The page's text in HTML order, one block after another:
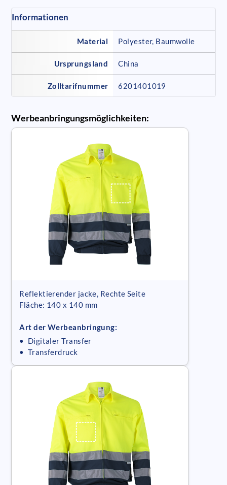
Informationen
Material Polyester, Baumwolle
Ursprungsland China
Zolltarifnummer 6201401019
Werbeanbringungsmöglichkeiten:
Reflektierender jacke, Rechte Seite
Fläche: 140 x 140 mm
Art der Werbeanbringung:
• Digitaler Transfer
• Transferdruck